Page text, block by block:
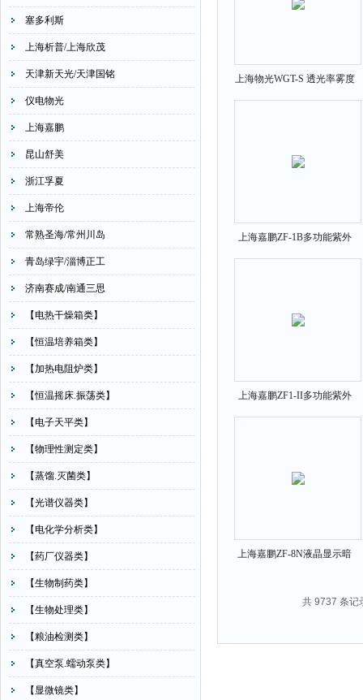
塞多利斯
上海析普/上海欣茂
天津新天光/天津国铭
仪电物光
上海嘉鹏
昆山舒美
浙江孚夏
上海帝伦
常熟圣海/常州川岛
青岛绿宇/淄博正工
济南赛成/南通三思
【电热干燥箱类】
【恒温培养箱类】
【加热电阻炉类】
【恒温摇床.振荡类】
【电子天平类】
【物理性测定类】
【蒸馏.灭菌类】
【光谱仪器类】
【电化学分析类】
【药厂仪器类】
【生物制药类】
【生物处理类】
【粮油检测类】
【真空泵.蠕动泵类】
【显微镜类】
上海物光WGT-S 透光率雾度
仪
上海嘉鹏ZF-1B多功能紫外
分析仪
上海嘉鹏ZF1-II多功能紫外
分析仪
上海嘉鹏ZF-8N液晶显示暗
共 9737 条